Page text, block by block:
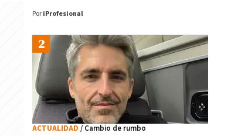
Por iProfesional
ACTUALIDAD / Cambio de rumbo